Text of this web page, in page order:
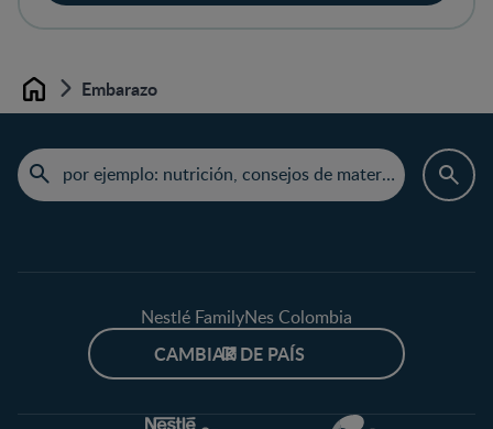
Home Embarazo
Nestlé FamilyNes Colombia
CAMBIAR DE PAÍS